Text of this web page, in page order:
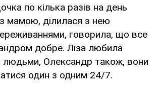
по кілька разів на день
мамою, ділилася з нею
говорила, що все
добре. Ліза любила
людьми, Олександр також, вони
один з одним 24/7.